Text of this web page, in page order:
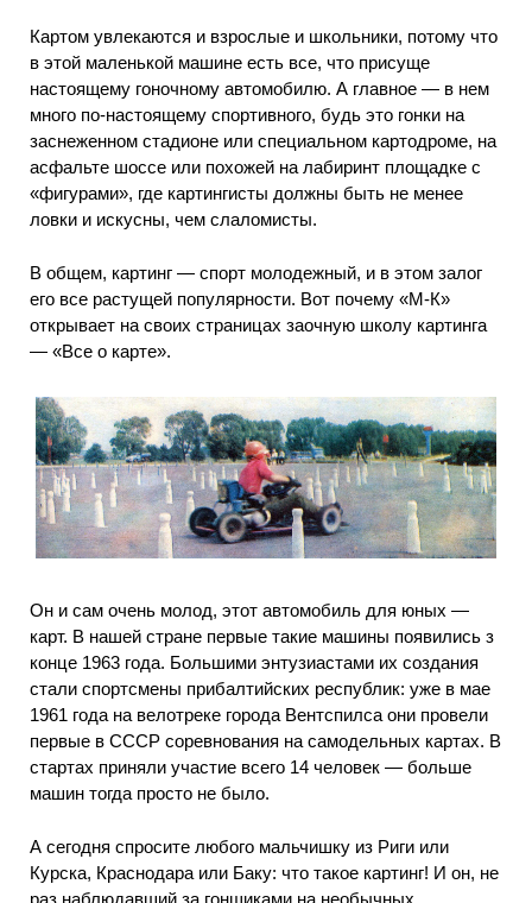
Картом увлекаются и взрослые и школьники, потому что
в этой маленькой машине есть все, что присуще
настоящему гоночному автомобилю. А главное — в нем
много по-настоящему спортивного, будь это гонки на
заснеженном стадионе или специальном картодроме, на
асфальте шоссе или похожей на лабиринт площадке с
«фигурами», где картингисты должны быть не менее
ловки и искусны, чем слаломисты.
В общем, картинг — спорт молодежный, и в этом залог
его все растущей популярности. Вот почему «М-К»
открывает на своих страницах заочную школу картинга
— «Все о карте».
Он и сам очень молод, этот автомобиль для юных —
карт. В нашей стране первые такие машины появились з
конце 1963 года. Большими энтузиастами их создания
стали спортсмены прибалтийских республик: уже в мае
1961 года на велотреке города Вентспилса они провели
первые в СССР соревнования на самодельных картах. В
стартах приняли участие всего 14 человек — больше
машин тогда просто не было.
А сегодня спросите любого мальчишку из Риги или
Курска, Краснодара или Баку: что такое картинг! И он, не
раз наблюдавший за гонщиками на необычных